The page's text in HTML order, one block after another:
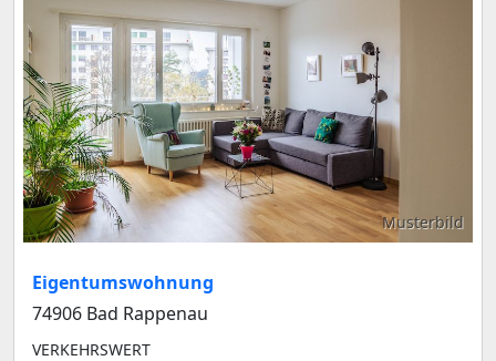
Musterbild
Eigentumswohnung
74906 Bad Rappenau
VERKEHRSWERT